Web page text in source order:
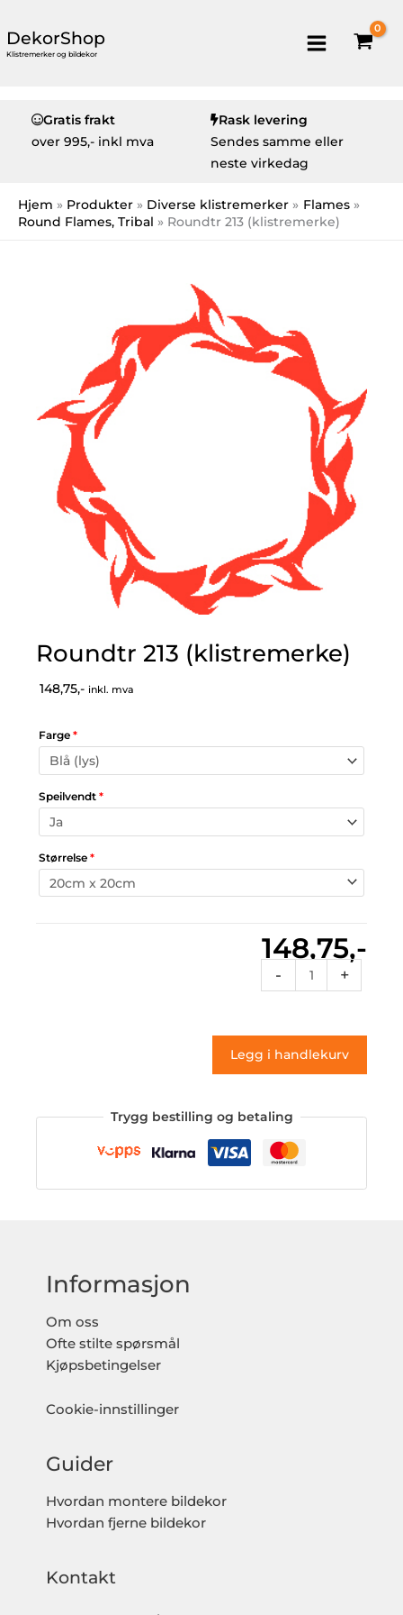
DekorShop
Klistremerker og bildekor
Gratis frakt
over 995,- inkl mva
Rask levering
Sendes samme eller
neste virkedag
Hjem Produkter Diverse klistremerker
Flames
Round Flames, Tribal
Roundtr 213 (klistremerke)
Roundtr 213 (klistremerke)
148,75,- inkl. mva
Farge *
Speilvendt *
Størrelse *
148,75,-
-
Roundtr
213
antall
+
Legg i handlekurv
Trygg bestilling og betaling
Informasjon
Om oss
Ofte stilte spørsmål
Kjøpsbetingelser
Cookie-innstillinger
Guider
Hvordan montere bildekor
Hvordan fjerne bildekor
Kontakt